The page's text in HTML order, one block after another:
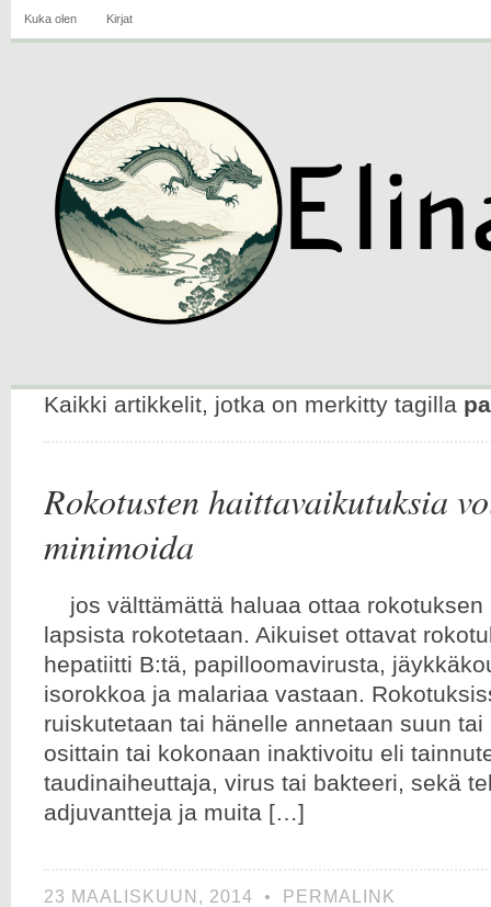
Kuka olen Kirjat
Kaikki artikkelit, jotka on merkitty tagilla
Rokotusten haittavaikutuksia
minimoida
jos välttämättä haluaa ottaa
lapsista rokotetaan. Aikuiset ottavat
hepatiitti B:tä, papilloomavirusta,
isorokkoa ja malariaa vastaan.
ruiskutetaan tai hänelle annetaan suun
osittain tai kokonaan inaktivoitu eli
taudinaiheuttaja, virus tai bakteeri, sekä
adjuvantteja ja muita […]
23 MAALISKUUN, 2014 •
PERMALINK